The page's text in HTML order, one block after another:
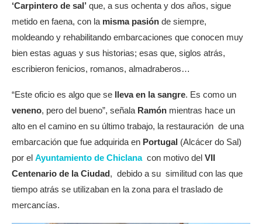
‘Carpintero de sal’ que, a sus ochenta y dos años, sigue
metido en faena, con lamisma pasión de siempre,
moldeando y rehabilitando embarcaciones que conocen muy
bien estas aguas y sus historias; esas que, siglos atrás,
escribieron fenicios, romanos, almadraberos…
“Este oficio es algo que se lleva en la sangre. Es como un
veneno, pero del bueno”, señala Ramón mientras hace un
alto en el camino en su último trabajo, la restauración de una
embarcación que fue adquirida en Portugal (Alcácer do Sal)
por el Ayuntamiento de Chiclana con motivo del VII
Centenario de la Ciudad, debido a su similitud con las que
tiempo atrás se utilizaban en la zona para el traslado de
mercancías.